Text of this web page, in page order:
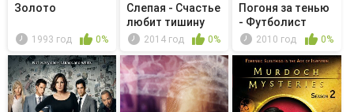
Золото
1993 год 0%
Слепая - Счастье
любит тишину
2014 год 0%
Погоня за тенью
- Футболист
2010 год 0%